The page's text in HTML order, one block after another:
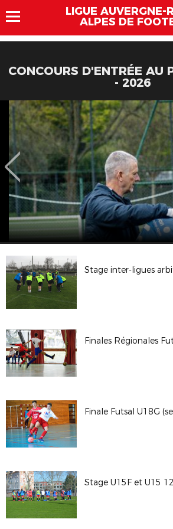
LIGUE AUVERGNE-
ALPES DE
CONCOURS D'ENTRÉE AU
- 2026